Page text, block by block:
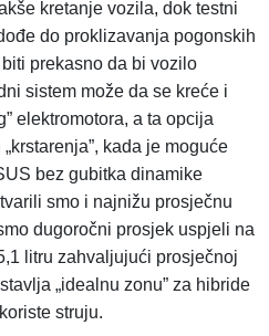
kretanje vozila, dok testni
do proklizavanja pogonskih
prekasno da bi vozilo
sistem može da se kreće i
elektromotora, a ta opcija
kada je moguće
bez gubitka dinamike
smo i najnižu prosječnu
dugoročni prosjek uspjeli na
litru zahvaljujući prosječnoj
„idealnu zonu” za hibride
struju.